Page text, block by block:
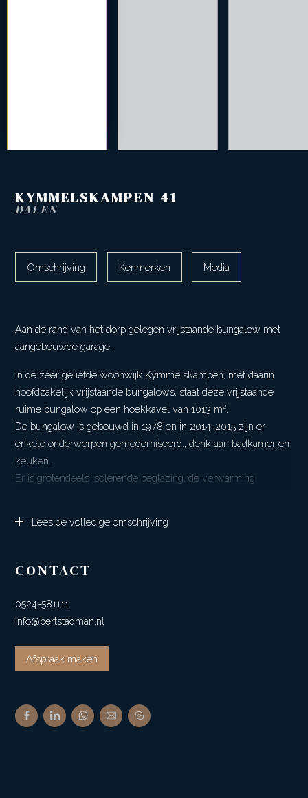
KYMMELSKAMPEN 41
DALEN
Omschrijving Kenmerken Media
Aan de rand van het dorp gelegen vrijstaande bungalow met
aangebouwde garage.
In de zeer geliefde woonwijk Kymmelskampen, met daarin
hoofdzakelijk vrijstaande bungalows, staat deze vrijstaande
ruime bungalow op een hoekkavel van 1013 m².
De bungalow is gebouwd in 1978 en in 2014-2015 zijn er
enkele onderwerpen gemoderniseerd., denk aan badkamer en
keuken.
Er is grotendeels isolerende beglazing, de verwarming
hoofdtuin is op het zuidoosten gelegen. Zowel vanuit de ruime
Het dorp Dalen is in ca. 1276 ontstaan en is nu een populaire
dorp heeft prima voorzieningen zoals een uitgebreid
winkelbestand, diverse sportaccommodaties, basisschool en
Plaatsen als Coevorden, Emmen, Hoogeveen en Meppel zijn
o.a. met de nabij gelegen A37 uitstekend bereikbaar.
zicht op zowel de achter gelegen landerijen als de straat, open
keuken voorzien van een inbouwkeuken, gang, twee
Lees de volledige omschrijving
CONTACT
0524-581111
info@bertstadman.nl
Afspraak maken